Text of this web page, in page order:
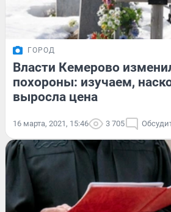
ГОРОД
Власти Кемерово
похороны: изучаем,
выросла цена
16 марта, 2021, 15:46 3 705